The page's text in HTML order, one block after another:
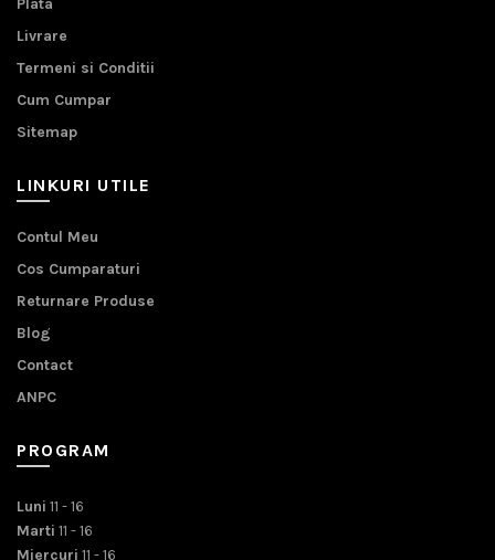
Plata
Livrare
Termeni si Conditii
Cum Cumpar
Sitemap
LINKURI UTILE
Contul Meu
Cos Cumparaturi
Returnare Produse
Blog
Contact
ANPC
PROGRAM
Luni 11 - 16
Marti 11 - 16
Miercuri 11 - 16